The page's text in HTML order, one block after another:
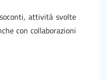
attività svolte
con collaborazioni